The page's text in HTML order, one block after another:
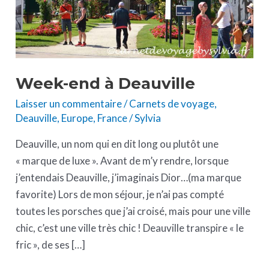
Week-end à Deauville
Laisser un commentaire/Carnets de voyage,
Deauville, Europe, France/Sylvia
Deauville, un nom qui en dit long ou plutôt une
« marque de luxe ». Avant de m’y rendre, lorsque
j’entendais Deauville, j’imaginais Dior…(ma marque
favorite) Lors de mon séjour, je n’ai pas compté
toutes les porsches que j’ai croisé, mais pour une ville
chic, c’est une ville très chic ! Deauville transpire « le
fric », de ses […]